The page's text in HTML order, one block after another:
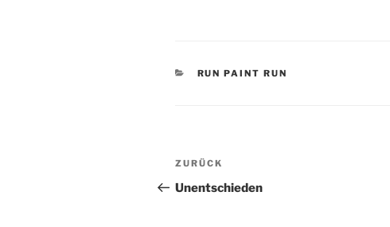
KATEGORIEN
RUN PAINT RUN
Beitragsnavigation
Vorheriger
Beitrag
ZURÜCK
Unentschieden